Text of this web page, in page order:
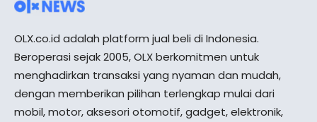
OLX.co.id adalah platform jual beli di Indonesia.
Beroperasi sejak 2005, OLX berkomitmen untuk
menghadirkan transaksi yang nyaman dan mudah,
dengan memberikan pilihan terlengkap mulai dari
mobil, motor, aksesori otomotif, gadget, elektronik,